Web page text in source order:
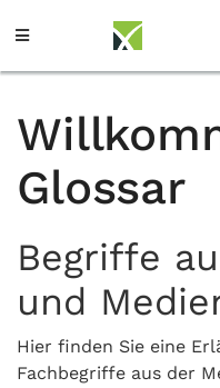
Glossar
Begriffe
und
Hier finden Sie eine
Fachbegriffe aus der